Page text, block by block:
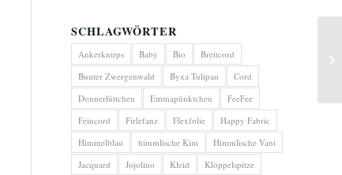
SCHLAGWÖRTER
Ankerknirps Baby Bio
Breitcord
Bunter Zwergenwald
Byxa Tulipan
Cord
Donnerlüttchen
Emmapünktchen
FeeFee
Feincord
Firlefanz Flexfolie
Happy Fabric
Himmelblau
himmlische Kim
Himmlische Vani
Jacquard
Jojolino Kleid
Klöppelspitze